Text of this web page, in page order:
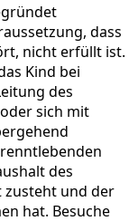
dass
nicht erfüllt ist.
Kind bei
des
sich mit
des
zusteht und der
hat. Besuche